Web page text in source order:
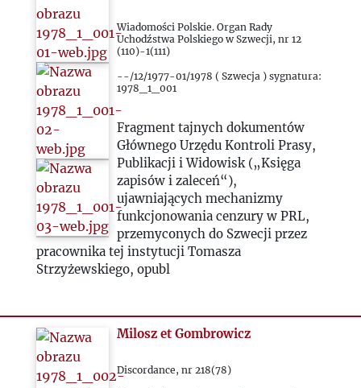
1984
1986
1988
Wiadomości Polskie. Organ Rady
Uchodźstwa Polskiego w Szwecji, nr 12
(110)-1(111)
--/12/1977-01/1978 ( Szwecja ) sygnatura:
1978_1_001
Fragment tajnych dokumentów
Głównego Urzędu Kontroli Prasy,
Publikacji i Widowisk („Księga
zapisów i zaleceń“),
ujawniających mechanizmy
funkcjonowania cenzury w PRL,
przemyconych do Szwecji przez
pracownika tej instytucji Tomasza
Strzyżewskiego, opubl
Milosz et Gombrowicz
Discordance, nr 218(78)